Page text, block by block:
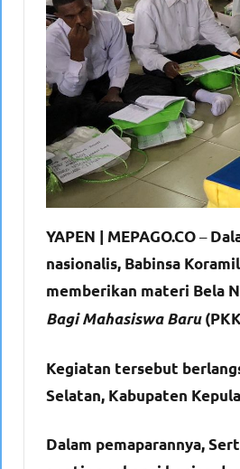
YAPEN | MEPAGO.CO–
nasionalis, Babinsa
memberikan materi Bela
Bagi Mahasiswa Baru
Kegiatan tersebut
Selatan, Kabupaten
Dalam pemaparannya,